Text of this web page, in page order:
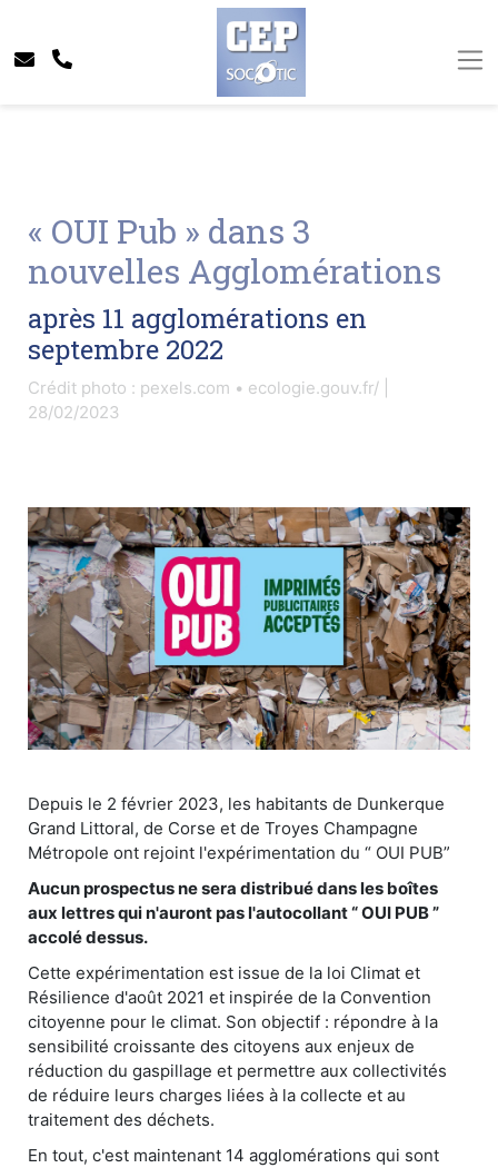
« OUI Pub » dans 3
nouvelles Agglomérations
après 11 agglomérations en
septembre 2022
Crédit photo : pexels.com • ecologie.gouv.fr/ |
28/02/2023
Depuis le 2 février 2023, les habitants de Dunkerque
Grand Littoral, de Corse et de Troyes Champagne
Métropole ont rejoint l'expérimentation du “ OUI PUB”
Aucun prospectus ne sera distribué dans les boîtes
aux lettres qui n'auront pas l'autocollant “ OUI PUB ”
accolé dessus.
Cette expérimentation est issue de la loi Climat et
Résilience d'août 2021 et inspirée de la Convention
citoyenne pour le climat. Son objectif : répondre à la
sensibilité croissante des citoyens aux enjeux de
réduction du gaspillage et permettre aux collectivités
de réduire leurs charges liées à la collecte et au
traitement des déchets.
En tout, c'est maintenant 14 agglomérations qui sont